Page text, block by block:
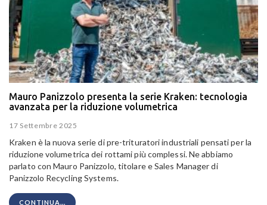
Mauro Panizzolo presenta la serie Kraken: tecnologia
avanzata per la riduzione volumetrica
17 Settembre 2025
Kraken è la nuova serie di pre-trituratori industriali pensati per la
riduzione volumetrica dei rottami più complessi. Ne abbiamo
parlato con Mauro Panizzolo, titolare e Sales Manager di
Panizzolo Recycling Systems.
CONTINUA...